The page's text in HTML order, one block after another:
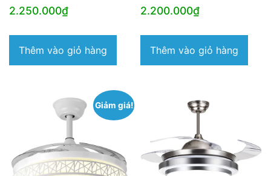
2.250.000₫
Thêm vào giỏ hàng
2.200.000₫
Thêm vào giỏ hàng
Giảm giá!